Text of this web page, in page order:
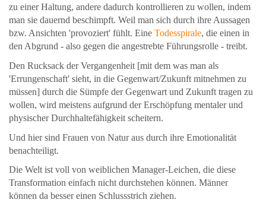
zu einer Haltung, andere dadurch kontrollieren zu wollen, indem
man sie dauernd beschimpft. Weil man sich durch ihre Aussagen
bzw. Ansichten 'provoziert' fühlt. Eine Todesspirale, die einen in
den Abgrund - also gegen die angestrebte Führungsrolle - treibt.
Den Rucksack der Vergangenheit [mit dem was man als
'Errungenschaft' sieht, in die Gegenwart/Zukunft mitnehmen zu
müssen] durch die Sümpfe der Gegenwart und Zukunft tragen zu
wollen, wird meistens aufgrund der Erschöpfung mentaler und
physischer Durchhaltefähigkeit scheitern.
Und hier sind Frauen von Natur aus durch ihre Emotionalität
benachteiligt.
Die Welt ist voll von weiblichen Manager-Leichen, die diese
Transformation einfach nicht durchstehen können. Männer
können da besser einen Schlussstrich ziehen.